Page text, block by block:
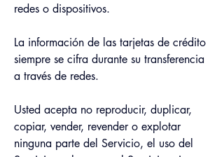
redes o dispositivos.
La información de las tarjetas de crédito
siempre se cifra durante su transferencia
a través de redes.
Usted acepta no reproducir, duplicar,
copiar, vender, revender o explotar
ninguna parte del Servicio, el uso del